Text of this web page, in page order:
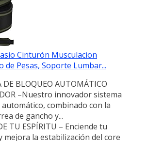
Cinturón Musculacion
de Pesas, Soporte Lumbar...
DE BLOQUEO AUTOMÁTICO
–Nuestro innovador sistema
combinado con la
de gancho y...
TU ESPÍRITU – Enciende tu
mejora la estabilización del core